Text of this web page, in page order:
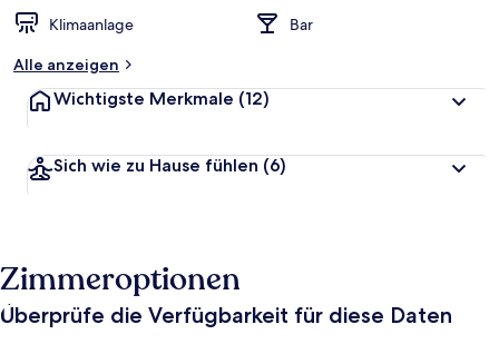
Klimaanlage
Bar
Alle anzeigen
Wichtigste Merkmale (12)
Sich wie zu Hause fühlen (6)
Zimmeroptionen
Überprüfe die Verfügbarkeit für diese Daten